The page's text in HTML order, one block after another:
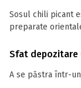
Sosul chili picant
preparate
Sfat depozitare
A se păstra într-